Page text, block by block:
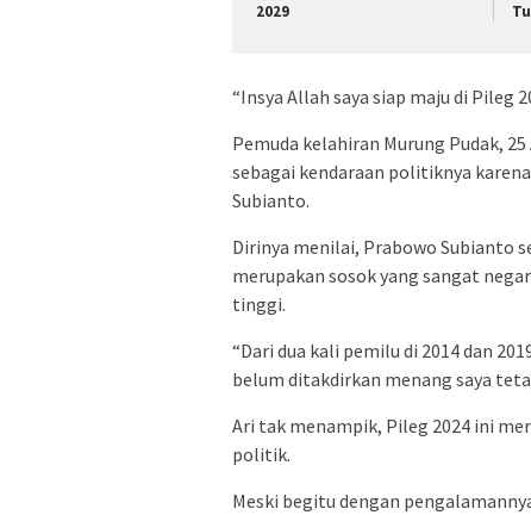
2029
“Insya Allah saya siap maju di Pileg
Pemuda kelahiran Murung Pudak,
sebagai kendaraan politiknya
Subianto.
Dirinya menilai, Prabowo Subianto
merupakan sosok yang sangat
tinggi.
“Dari dua kali pemilu di 2014 dan
belum ditakdirkan menang saya
Ari tak menampik, Pileg 2024 ini
politik.
Meski begitu dengan